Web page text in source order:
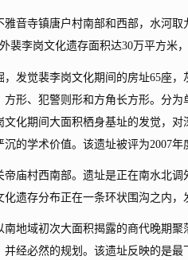
寺镇唐户村南部和西部，水河取
裴李岗文化遗存面积达30万平方米
发觉裴李岗文化期间的房址65座，
形、犯警则形和方角长方形。分
化期间大面积栖身基址的发觉，
的学术价值。该遗址被评为2007年
村西南部。遗址是正在南水北调
遗存分布正在一条环状围沟之内
域初次大面积揭露的商代晚期聚
并经必然的规划。该遗址反映的是